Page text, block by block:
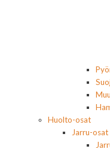
Huolto-osat
Jarru-osat